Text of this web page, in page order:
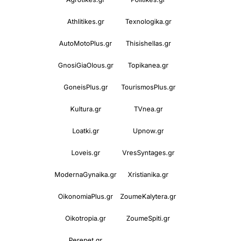
Athlitikes.gr Texnologika.gr
AutoMotoPlus.gr Thisishellas.gr
GnosiGiaOlous.gr Topikanea.gr
GoneisPlus.gr TourismosPlus.gr
Kultura.gr TVnea.gr
Loatki.gr Upnow.gr
Loveis.gr VresSyntages.gr
ModernaGynaika.gr Xristianika.gr
OikonomiaPlus.gr ZoumeKalytera.gr
Oikotropia.gr ZoumeSpiti.gr